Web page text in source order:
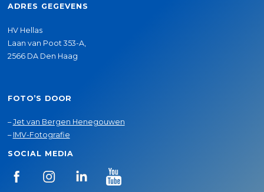
ADRES GEGEVENS
HV Hellas
Laan van Poot 353-A,
2566 DA Den Haag
FOTO’S DOOR
–Jet van Bergen Henegouwen
– IMV-Fotografie
SOCIAL MEDIA